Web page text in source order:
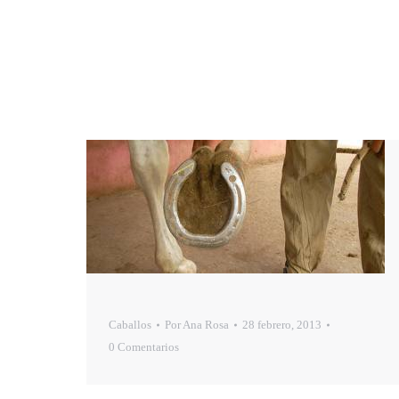
Caballos PorAna Rosa
28 febrero, 2013
0 Comentarios